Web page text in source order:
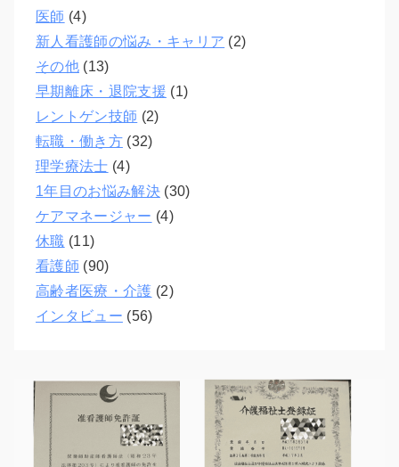
医師 (4)
新人看護師の悩み・キャリア (2)
その他(13)
早期離床・退院支援 (1)
レントゲン技師 (2)
転職・働き方(32)
理学療法士 (4)
1年目のお悩み解決(30)
ケアマネージャー (4)
休職 (11)
看護師 (90)
高齢者医療・介護 (2)
インタビュー (56)